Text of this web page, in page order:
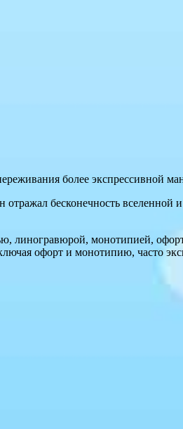
более экспрессивной
отражал бесконечность
линогравюрой, монотипией,
офорт и монотипию, часто